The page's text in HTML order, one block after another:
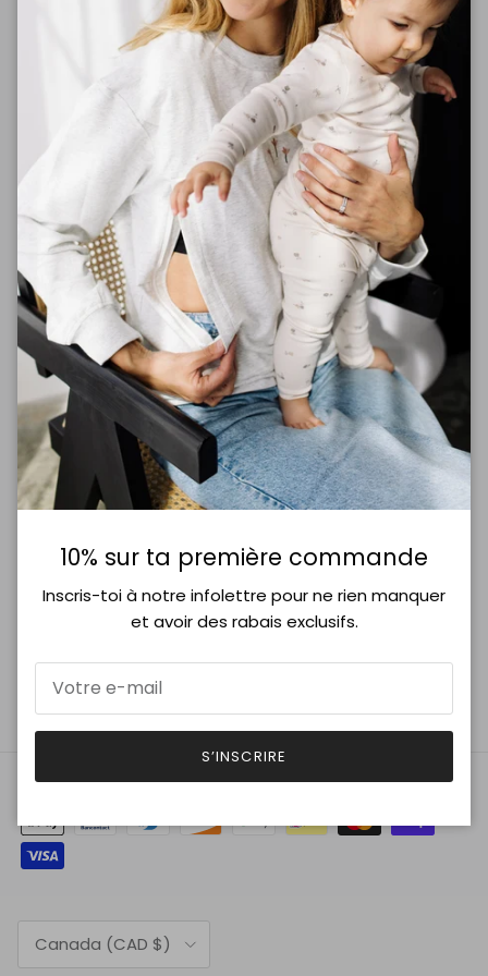
Instagram
Recherche
Points de vente
Boutique
À propos
Livraison et retour
Newsletter
Obtenez 10% sur votre première commande lorsque
vous vous inscrivez à l'infolettre.
Facebook
Instagram
Pays
Canada (CAD $)
10% sur ta première commande
Inscris-toi à notre infolettre pour ne rien manquer
et avoir des rabais exclusifs.
S’INSCRIRE